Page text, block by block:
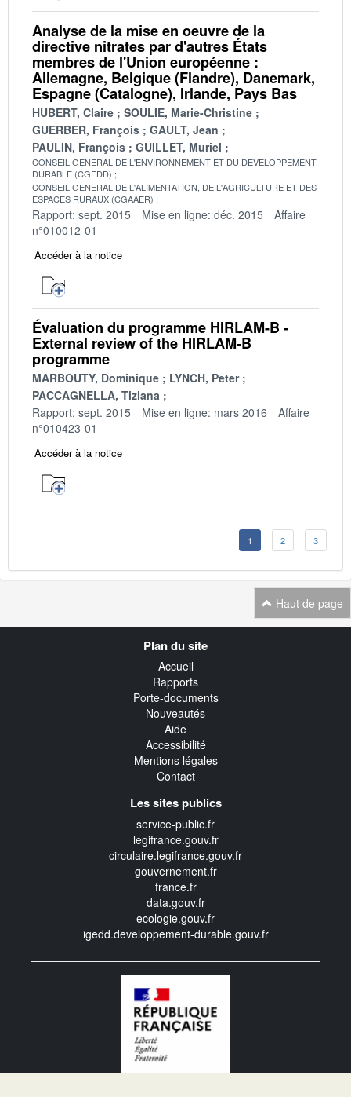
Analyse de la mise en oeuvre de la
directive nitrates par d'autres États
membres de l'Union européenne :
Allemagne, Belgique (Flandre), Danemark,
Espagne (Catalogne), Irlande, Pays Bas
HUBERT, Claire
SOULIE, Marie-Christine
GUERBER, François
GAULT, Jean
PAULIN, François
GUILLET, Muriel
CONSEIL GENERAL DE L'ENVIRONNEMENT ET DU DEVELOPPEMENT
DURABLE (CGEDD)
CONSEIL GENERAL DE L'ALIMENTATION, DE L'AGRICULTURE ET DES
ESPACES RURAUX (CGAAER)
Rapport: sept. 2015 Mise en ligne: déc. 2015
Affaire
n°010012-01
Accéder à la notice
Évaluation du programme HIRLAM-B -
External review of the HIRLAM-B
programme
MARBOUTY, Dominique
LYNCH, Peter
PACCAGNELLA, Tiziana
Rapport: sept. 2015
Mise en ligne: mars 2016
Affaire
n°010423-01
Accéder à la notice
1 2 3
Haut de page
Plan du site
Accueil
Rapports
Porte-documents
Nouveautés
Aide
Accessibilité
Mentions légales
Contact
Les sites publics
service-public.fr
legifrance.gouv.fr
circulaire.legifrance.gouv.fr
gouvernement.fr
france.fr
data.gouv.fr
ecologie.gouv.fr
igedd.developpement-durable.gouv.fr